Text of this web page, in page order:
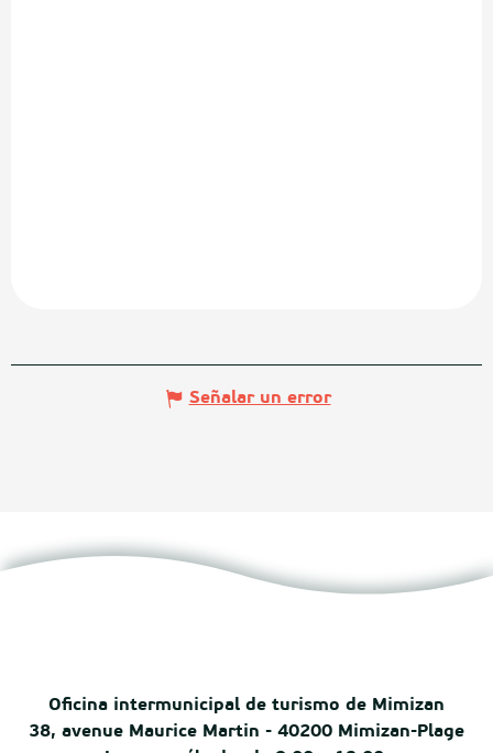
Señalar un error
Oficina intermunicipal de turismo de Mimizan
38, avenue Maurice Martin - 40200 Mimizan-Plage